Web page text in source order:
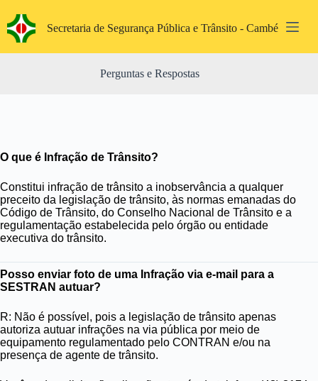
para
conteúdo
Secretaria de Segurança Pública e Trânsito - Cambé
Perguntas e Respostas
O que é Infração de Trânsito?
Constitui infração de trânsito a inobservância a qualquer
preceito da legislação de trânsito, às normas emanadas do
Código de Trânsito, do Conselho Nacional de Trânsito e a
regulamentação estabelecida pelo órgão ou entidade
executiva do trânsito.
Posso enviar foto de uma Infração via e-mail para a
SESTRAN autuar?
R: Não é possível, pois a legislação de trânsito apenas
autoriza autuar infrações na via pública por meio de
equipamento regulamentado pelo CONTRAN e/ou na
presença de agente de trânsito.